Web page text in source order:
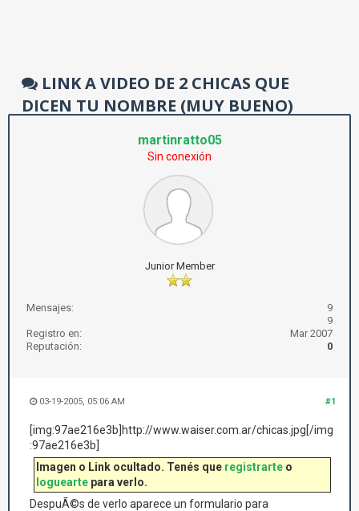
LINK A VIDEO DE 2 CHICAS QUE
DICEN TU NOMBRE (MUY BUENO)
martinratto05
Sin conexión
Junior Member
Mensajes:
9
9
Registro en:
Mar 2007
Reputación:
0
#1
03-19-2005, 05:06 AM
[img:97ae216e3b]http://www.waiser.com.ar/chicas.jpg[/img
:97ae216e3b]
Imagen o Link ocultado. Tenés que registrarte o
loguearte para verlo.
DespuÃ©s de verlo aparece un formulario para